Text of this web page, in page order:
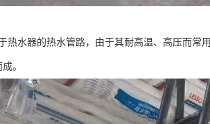
热水器的热水管路，由于其耐高温、高压而常
。